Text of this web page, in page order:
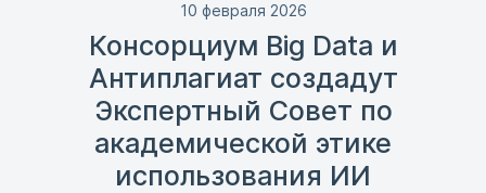
10 февраля 2026
Консорциум Big Data и
Антиплагиат создадут
Экспертный Совет по
академической этике
использования ИИ